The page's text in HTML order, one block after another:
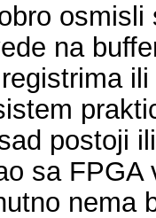
na
postoji
sa
nema